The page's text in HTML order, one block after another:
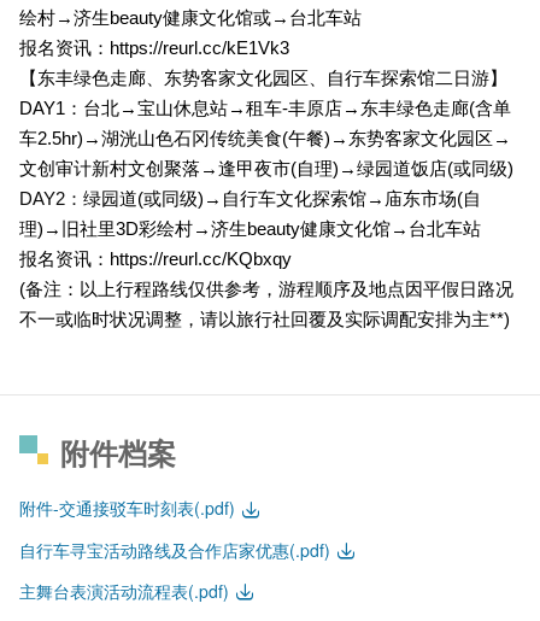
绘村→济生beauty健康文化馆或→台北车站
报名资讯： https://reurl.cc/kE1Vk3
【东丰绿色走廊、东势客家文化园区、自行车探索馆二日游】
DAY1 ：台北→宝山休息站→租车-丰原店→东丰绿色走廊(含单
车2.5hr)→湖洸山色石冈传统美食(午餐)→东势客家文化园区→
文创审计新村文创聚落→逢甲夜市(自理)→绿园道饭店(或同级)
DAY2 ： 绿园道(或同级)→自行车文化探索馆→庙东市场(自
理)→旧社里3D彩绘村→济生beauty健康文化馆→台北车站
报名资讯： https://reurl.cc/KQbxqy
(备注：以上行程路线仅供参考，游程顺序及地点因平假日路况
不一或临时状况调整，请以旅行社回覆及实际调配安排为主**)
附件档案
附件-交通接驳车时刻表(.pdf)
自行车寻宝活动路线及合作店家优惠(.pdf)
主舞台表演活动流程表(.pdf)